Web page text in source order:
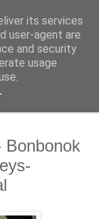
Bonbonok
its services
user-agent are
and security
usage